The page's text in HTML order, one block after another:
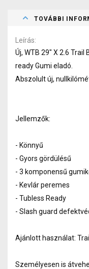
TOVÁBBI
Leírás
Új, WTB 29" X 2.6
ready Gumi eladó.
Abszolult új,
Jellemzők:
- Könnyű
- Gyors gördülésű
- 3 komponensű
- Kevlár peremes
- Tubless Ready
- Slash guard
Ajánlott használat:
Személyesen is